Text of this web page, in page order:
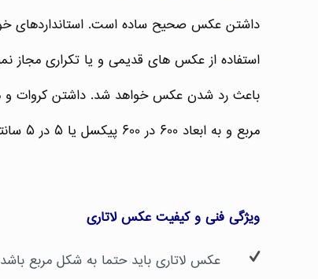
استفاده از عکس های قدیمی و یا تکراری
باعث رد شدن عکس خواهد شد. داشتن کروات و
مربع و به ابعاد ۶۰۰ در ۶۰۰ پیکسل یا ۵ در ۵ سانتی متر باشد . برندگان لاتاری باید عکس را چاپ شده به همراه ببرند و متقاضیان باید فایل دیجیتالی عکس را استفاده کنند.
ویژگی فنی و کیفیت عکس لاتاری
عکس لاتاری باید حتما به شکل مربع